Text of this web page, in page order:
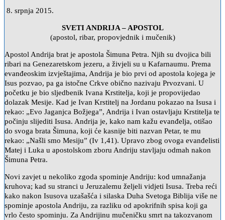
8. srpnja 2015.
SVETI ANDRIJA – APOSTOL
(apostol, ribar, propovjednik i mučenik)
Apostol Andrija brat je apostola Šimuna Petra. Njih su dvojica bili
ribari na Genezaretskom jezeru, a živjeli su u Kafarnaumu. Prema
evanđeoskim izvještajima, Andrija je bio prvi od apostola kojega je
Isus pozvao, pa ga istočne Crkve obično nazivaju Prvozvani. U
početku je bio sljedbenik Ivana Krstitelja, koji je propovijedao
dolazak Mesije. Kad je Ivan Krstitelj na Jordanu pokazao na Isusa i
rekao: „Evo Jaganjca Božjega”, Andrija i Ivan ostavljaju Krstitelja te
počinju slijediti Isusa. Andrija je, kako nam kažu evanđelja, otišao
do svoga brata Šimuna, koji će kasnije biti nazvan Petar, te mu
rekao: „Našli smo Mesiju” (Iv 1,41). Upravo zbog ovoga evanđelisti
Matej i Luka u apostolskom zboru Andriju stavljaju odmah nakon
Šimuna Petra.
Novi zavjet u nekoliko zgoda spominje Andriju: kod umnažanja
kruhova; kad su stranci u Jeruzalemu željeli vidjeti Isusa. Treba reći
kako nakon Isusova uzašašća i silaska Duha Svetoga Biblija više ne
spominje apostola Andriju, za razliku od apokrifnih spisa koji ga
vrlo često spominju. Za Andrijinu mučeničku smrt na takozvanom